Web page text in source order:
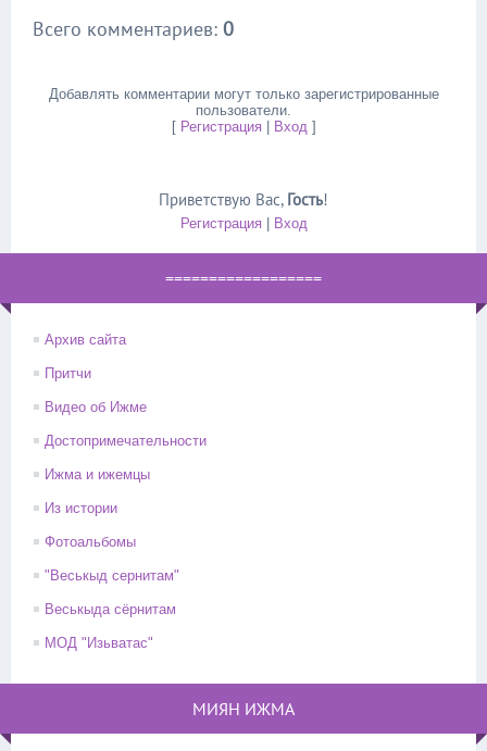
Всего комментариев: 0
Добавлять комментарии могут только зарегистрированные
пользователи.
[ Регистрация| Вход]
Приветствую Вас, Гость!
Регистрация| Вход
==================
Архив сайта
Притчи
Видео об Ижме
Достопримечательности
Ижма и ижемцы
Из истории
Фотоальбомы
"Веськыд сернитам"
Веськыда сёрнитам
МОД "Изьватас"
МИЯН ИЖМА